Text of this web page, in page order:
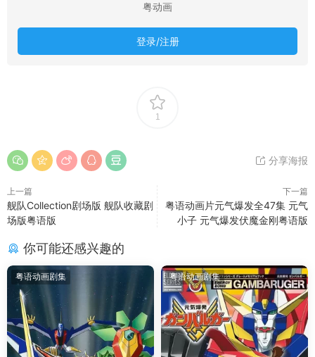
粤动画
登录/注册
1
分享海报
上一篇
舰队Collection剧场版 舰队收藏剧
场版粤语版
下一篇
粤语动画片元气爆发全47集 元气
小子 元气爆发伏魔金刚粤语版
你可能还感兴趣的
粤语动画剧集 粤语动画剧集